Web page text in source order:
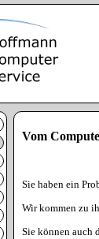
Vom
Sie haben ein
Wir kommen zu
Sie können auch